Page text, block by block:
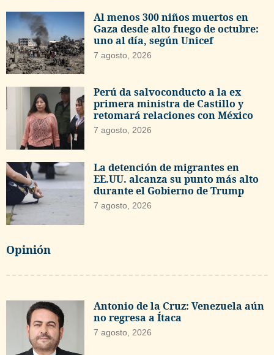
Al menos 300 niños muertos en
Gaza desde alto fuego de octubre:
uno al día, según Unicef
7 agosto, 2026
Perú da salvoconducto a la ex
primera ministra de Castillo y
retomará relaciones con México
7 agosto, 2026
La detención de migrantes en
EE.UU. alcanza su punto más alto
durante el Gobierno de Trump
7 agosto, 2026
Opinión
Antonio de la Cruz: Venezuela aún
no regresa a Ítaca
7 agosto, 2026